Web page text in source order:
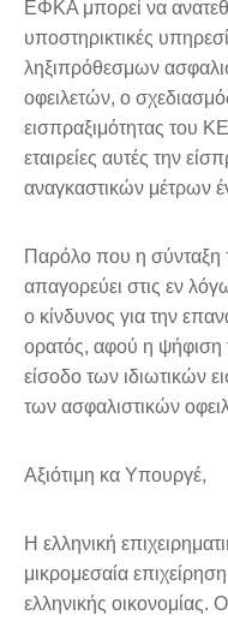
ΕΦΚΑ μπορεί να
υποστηρικτικές
ληξιπρόθεσμων
οφειλετών, ο
εισπραξιμότητας του
εταιρείες αυτές την
αναγκαστικών μέτρων
Παρόλο που η σύνταξη
απαγορεύει στις εν
ο κίνδυνος για την
ορατός, αφού η ψήφιση
είσοδο των ιδιωτικών
των ασφαλιστικών
Αξιότιμη κα Υπουργέ,
Η ελληνική
μικρομεσαία
ελληνικής οικονομίας.